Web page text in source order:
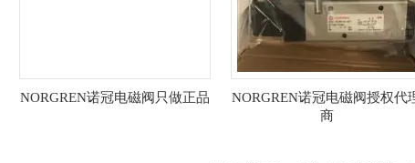
NORGREN诺冠电磁阀只做正品
NORGREN诺冠电磁阀授权代
商